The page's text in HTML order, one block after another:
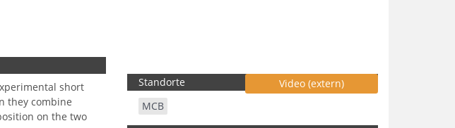
short
they combine
on the two
Video (extern)
Standorte
MCB